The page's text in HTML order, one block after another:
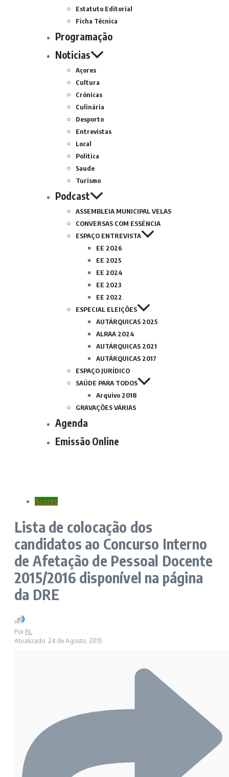
Estatuto Editorial
Ficha Técnica
Programação
Noticias
Açores
Cultura
Crónicas
Culinária
Desporto
Entrevistas
Local
Politica
Saude
Turismo
Podcast
ASSEMBLEIA MUNICIPAL VELAS
CONVERSAS COM ESSÊNCIA
ESPAÇO ENTREVISTA
EE 2026
EE 2025
EE 2024
EE 2023
EE 2022
ESPECIAL ELEIÇÕES
AUTÁRQUICAS 2025
ALRAA 2024
AUTÁRQUICAS 2021
AUTÁRQUICAS 2017
ESPAÇO JURÍDICO
SAÚDE PARA TODOS
Arquivo 2018
GRAVAÇÕES VÁRIAS
Agenda
Emissão Online
Açores
Lista de colocação dos
candidatos ao Concurso Interno
de Afetação de Pessoal Docente
2015/2016 disponível na página
da DRE
Por RL
Atualizado: 24 de Agosto, 2015